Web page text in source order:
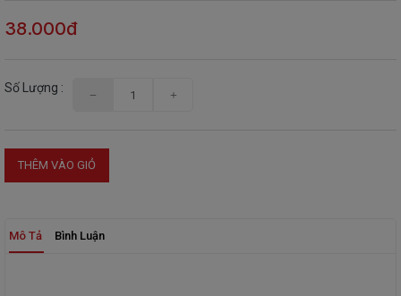
38.000đ
Số Lượng :
THÊM VÀO GIỎ
Mô Tả Bình Luận